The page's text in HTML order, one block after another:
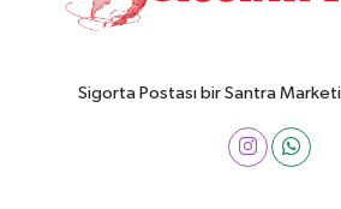
Sigorta Postası bir Santra